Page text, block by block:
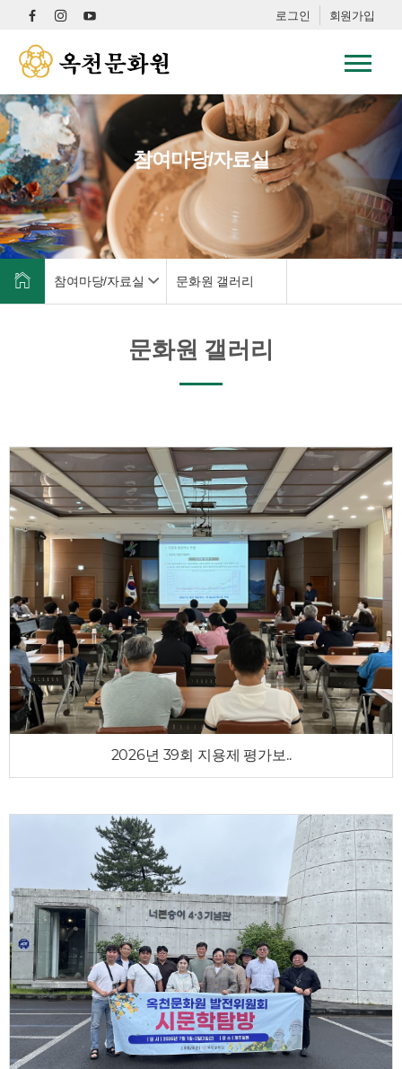
로그인 회원가입
참여마당/자료실
참여마당/자료실 문화원 갤러리
문화원 갤러리
2026년 39회 지용제 평가보..